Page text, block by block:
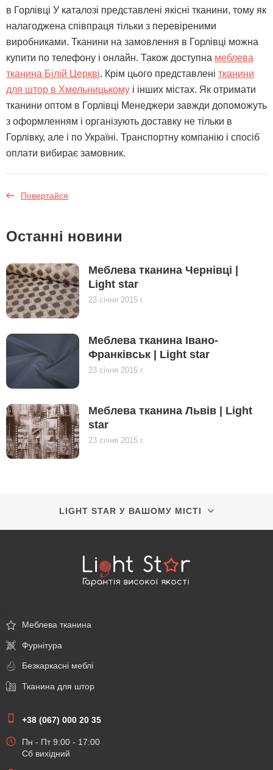
в Горлівці У каталозі представлені якісні тканини, тому як
налагоджена співпраця тільки з перевіреними
виробниками. Тканини на замовлення в Горлівці можна
купити по телефону і онлайн. Також доступна меблева
тканина Білій Церкві. Крім цього представлені тканини
для штор в Хмельницькому і інших містах. Як отримати
тканини оптом в Горлівці Менеджери завжди допоможуть
з оформленням і організують доставку не тільки в
Горлівку, але і по Україні. Транспортну компанію і спосіб
оплати вибирає замовник.
Повертайся
Останні новини
Меблева тканина Чернівці |
Light star
23 січня 2015 г.
Меблева тканина Івано-
Франківськ | Light star
23 січня 2015 г.
Меблева тканина Львів | Light
star
23 січня 2015 г.
LIGHT STAR У ВАШОМУ МІСТІ
Меблева тканина
Фурнітура
Безкаркасні меблі
Тканина для штор
+38 (067) 000 20 35
Пн - Пт 9:00 - 17:00
Сб вихідний